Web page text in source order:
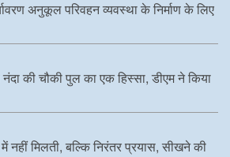
अनुकूल परिवहन व्यवस्था के निर्माण के लिए
नंदा की चौकी पुल का एक हिस्सा, डीएम ने किया
मिलती, बल्कि निरंतर प्रयास, सीखने की